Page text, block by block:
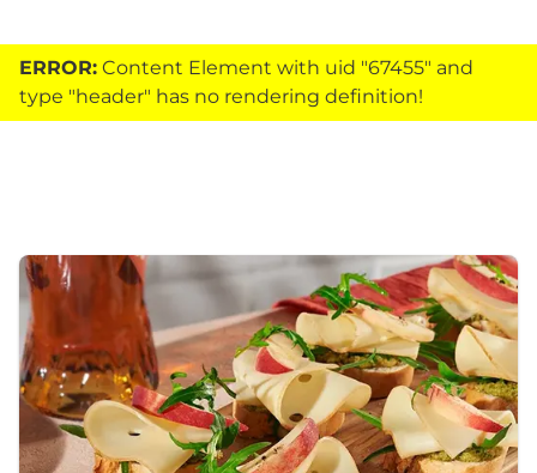
ERROR: Content Element with uid "67455" and
type "header" has no rendering definition!